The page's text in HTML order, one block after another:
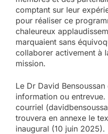
comptant sur leur
pour réaliser ce
chaleureux
marquaient sans
collaborer activement à
mission.
Le Dr David
information ou
courriel
trouvera en annexe le
inaugural (10 juin 2025).